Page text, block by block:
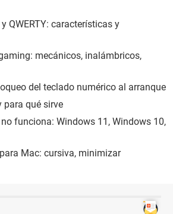
QWERTY: características y
mecánicos, inalámbricos,
del teclado numérico al arranque
para qué sirve
funciona: Windows 11, Windows 10,
Mac: cursiva, minimizar